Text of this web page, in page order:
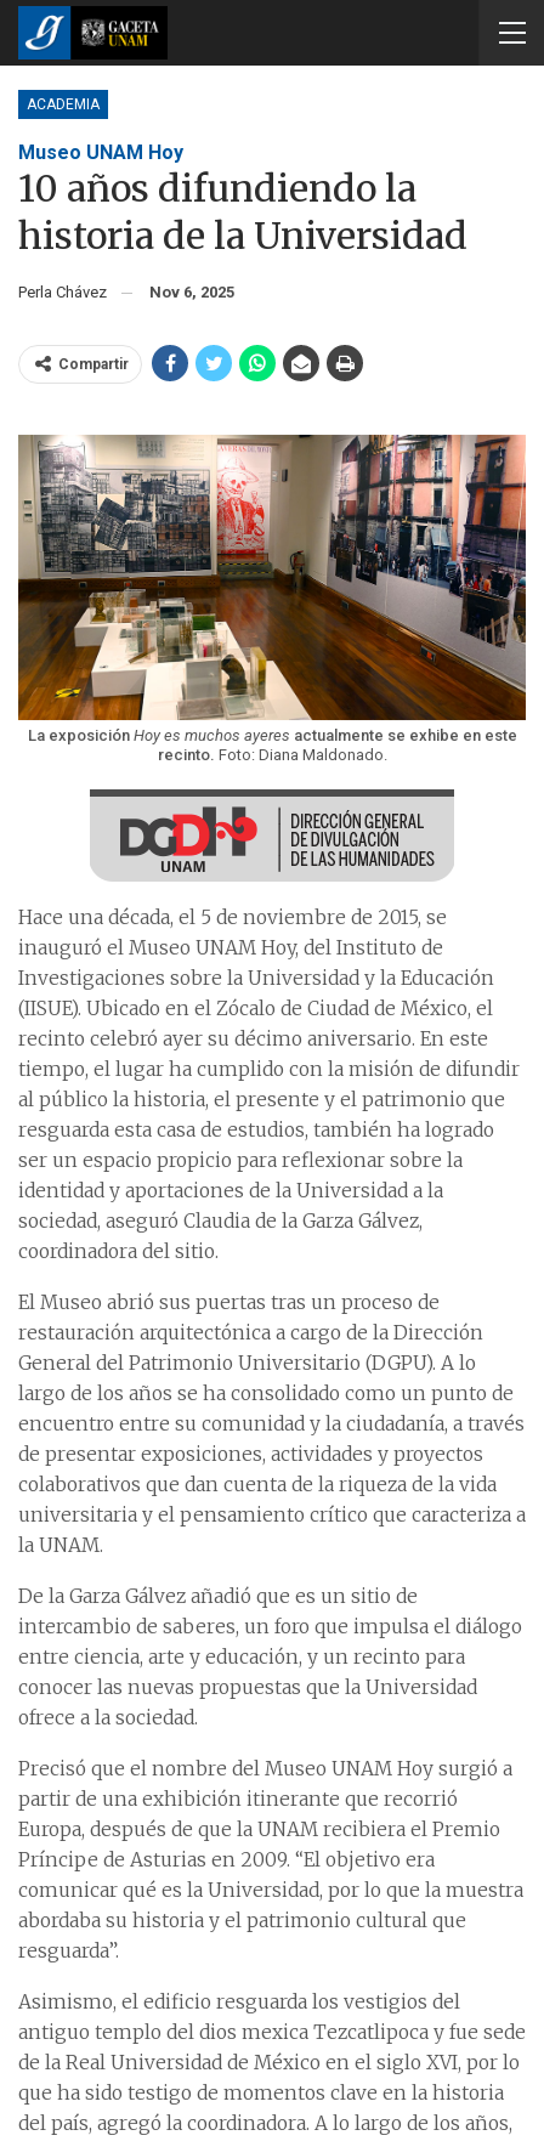
ACADEMIA
Museo UNAM Hoy
10 años difundiendo la
historia de la Universidad
Perla Chávez Nov 6, 2025
Compartir
La exposición Hoy es muchos ayeres actualmente se exhibe en este
recinto. Foto: Diana Maldonado.
Hace una década, el 5 de noviembre de 2015, se
inauguró el Museo UNAM Hoy, del Instituto de
Investigaciones sobre la Universidad y la Educación
(IISUE). Ubicado en el Zócalo de Ciudad de México, el
recinto celebró ayer su décimo aniversario. En este
tiempo, el lugar ha cumplido con la misión de difundir
al público la historia, el presente y el patrimonio que
resguarda esta casa de estudios, también ha logrado
ser un espacio propicio para reflexionar sobre la
identidad y aportaciones de la Universidad a la
sociedad, aseguró Claudia de la Garza Gálvez,
coordinadora del sitio.
El Museo abrió sus puertas tras un proceso de
restauración arquitectónica a cargo de la Dirección
General del Patrimonio Universitario (DGPU). A lo
largo de los años se ha consolidado como un punto de
encuentro entre su comunidad y la ciudadanía, a través
de presentar exposiciones, actividades y proyectos
colaborativos que dan cuenta de la riqueza de la vida
universitaria y el pensamiento crítico que caracteriza a
la UNAM.
De la Garza Gálvez añadió que es un sitio de
intercambio de saberes, un foro que impulsa el diálogo
entre ciencia, arte y educación, y un recinto para
conocer las nuevas propuestas que la Universidad
ofrece a la sociedad.
Precisó que el nombre del Museo UNAM Hoy surgió a
partir de una exhibición itinerante que recorrió
Europa, después de que la UNAM recibiera el Premio
Príncipe de Asturias en 2009. “El objetivo era
comunicar qué es la Universidad, por lo que la muestra
abordaba su historia y el patrimonio cultural que
resguarda”.
Asimismo, el edificio resguarda los vestigios del
antiguo templo del dios mexica Tezcatlipoca y fue sede
de la Real Universidad de México en el siglo XVI, por lo
que ha sido testigo de momentos clave en la historia
del país, agregó la coordinadora. A lo largo de los años,